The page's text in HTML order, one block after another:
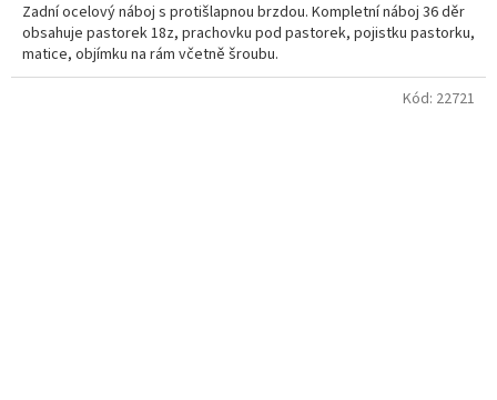
Zadní ocelový náboj s protišlapnou brzdou. Kompletní náboj 36 děr
obsahuje pastorek 18z, prachovku pod pastorek, pojistku pastorku,
matice, objímku na rám včetně šroubu.
Kód: 22721